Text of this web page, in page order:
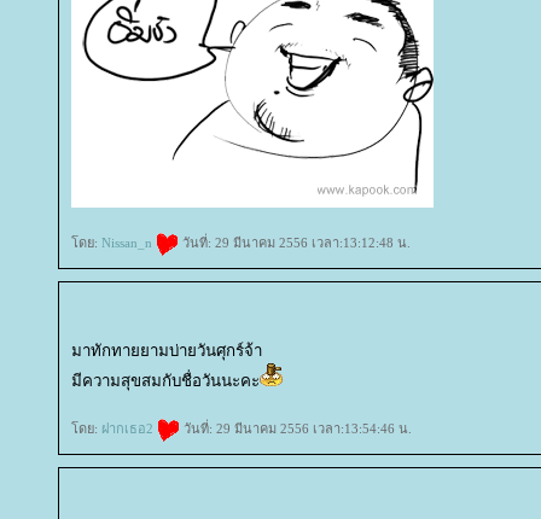
ดย: Nissan_n วันที่: 29 มีนาคม 2556 เวลา:13:12:48 น.
มาทักทายยามบ่ายวันศุกร์จ้า
มีความสุขสมกับชื่อวันนะคะ
ดย: ฝากเธอ2 วันที่: 29 มีนาคม 2556 เวลา:13:54:46 น.